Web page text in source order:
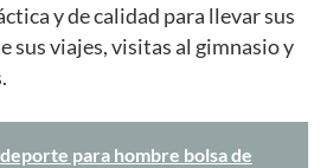
y de calidad para llevar sus
sus viajes, visitas al gimnasio y
para hombre bolsa de